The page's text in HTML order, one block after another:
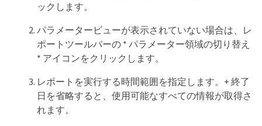
ックします。
パラメータービューが表示されていない場合は、レ
ポートツールバーの * パラメーター領域の切り替え
* アイコンをクリックします。
レポートを実行する時間範囲を指定します。+ 終了
日を省略すると、使用可能なすべての情報が取得さ
れます。